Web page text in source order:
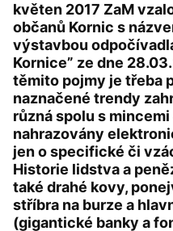
květen 2017 ZaM
občanů Kornic s
výstavbou
Kornice” ze dne
těmito pojmy je třeba
naznačené trendy
různá spolu s
nahrazovány
jen o specifické či
Historie lidstva a
také drahé kovy,
stříbra na burze a
(gigantické banky a